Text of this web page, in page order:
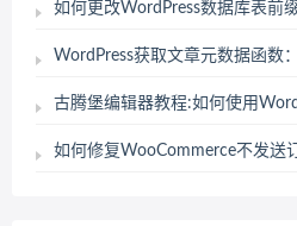
如何更改WordPress数据库表前
WordPress获取文章元数据函数
古腾堡编辑器教程:如何使用
如何修复WooCommerce不发送